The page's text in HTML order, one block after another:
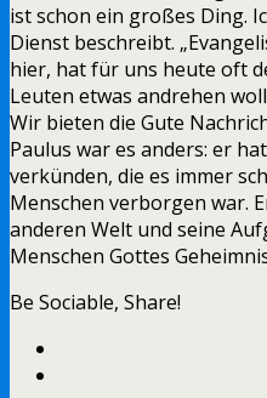
ist schon ein großes Ding.
Dienst beschreibt.
hier, hat für uns heute oft
Leuten etwas andrehen
Wir bieten die Gute
Paulus war es anders: er
verkünden, die es immer
Menschen verborgen war.
anderen Welt und seine
Menschen Gottes
Be Sociable, Share!